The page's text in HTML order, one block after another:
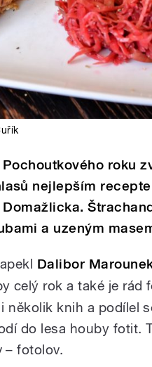
roku
nejlepším
a uzeným
Dalibor
celý rok a také je rád
několik knih a podílel
do lesa houby fotit.
– fotolov.